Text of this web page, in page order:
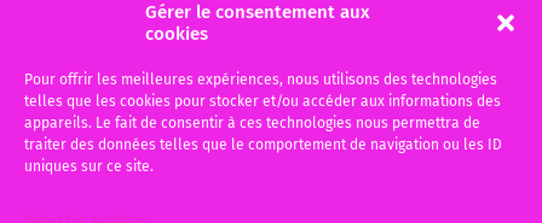
Gérer le consentement aux
cookies
Pour offrir les meilleures expériences, nous utilisons des technologies
telles que les cookies pour stocker et/ou accéder aux informations des
appareils. Le fait de consentir à ces technologies nous permettra de
traiter des données telles que le comportement de navigation ou les ID
uniques sur ce site.
recueil des données personnelles en cliquant